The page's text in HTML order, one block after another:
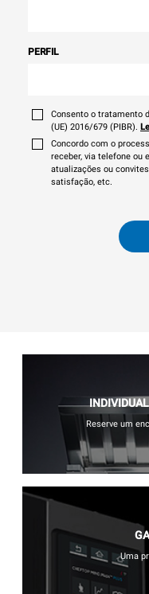
PERFIL
Consento o tratamento
(UE) 2016/679 (PIBR).
Concordo com o
receber, via telefone ou
atualizações ou
satisfação, etc.
Reserve um
Uma